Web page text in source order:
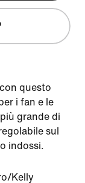
questo
i fan e le
grande di
sul
indossi.
Kelly